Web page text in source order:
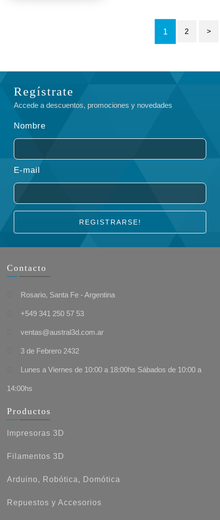
1 2 >
Regístrate
Accede a descuentos, promociones y novedades
Nombre
E-mail
REGISTRARSE!
Contacto
Rosario, Santa Fe - Argentina
+549 341 250 57 53
ventas@austral3d.com.ar
3 de Febrero 2432
Lunes a Viernes de 10:00 a 18:00hs Sábados de 10:00 a
14:00hs
Productos
Impresoras 3D
Filamentos 3D
Arduino, Robótica, Domótica
Repuestos y Accesorios